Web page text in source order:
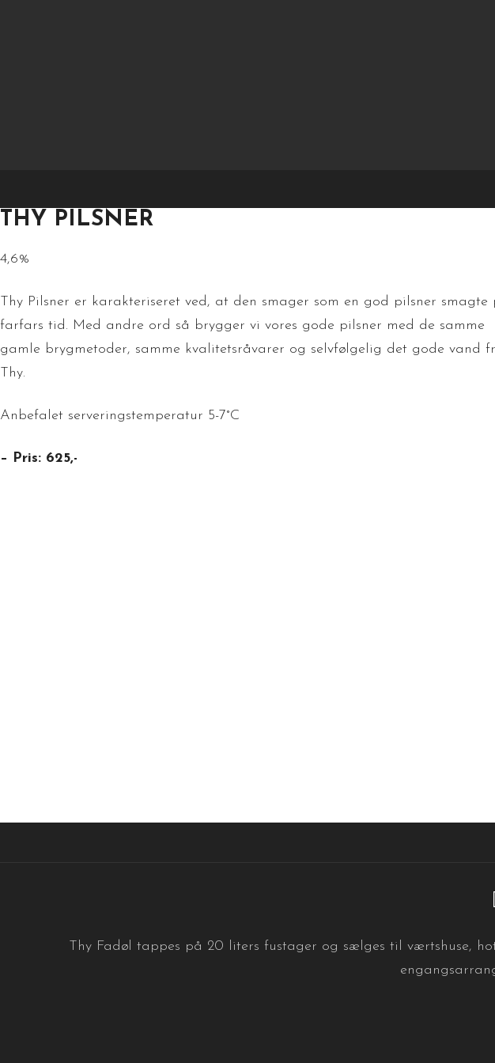
THY PILSNER
4,6%
Thy Pilsner er karakteriseret ved, at den smager som en god pilsner smagte
farfars tid. Med andre ord så brygger vi vores gode pilsner med de samme
gamle brygmetoder, samme kvalitetsråvarer og selvfølgelig det gode vand
Thy.
Anbefalet serveringstemperatur 5-7°C
– Pris: 625,-
Thy Fadøl tappes på 20 liters fustager og sælges til værtshuse,